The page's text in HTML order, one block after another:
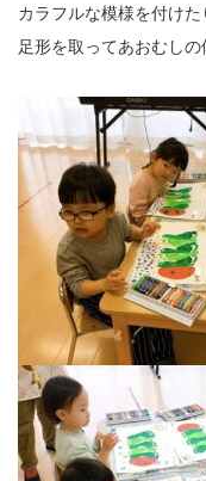
カラフルな模様を付けた
足形を取ってあおむしの